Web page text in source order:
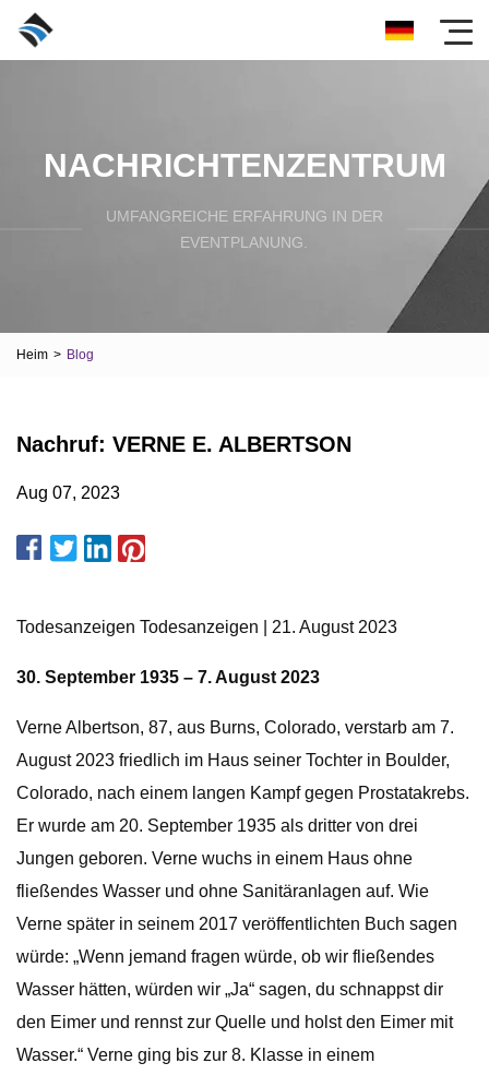
NACHRICHTENZENTRUM
UMFANGREICHE ERFAHRUNG IN DER
EVENTPLANUNG.
Heim > Blog
Nachruf: VERNE E. ALBERTSON
Aug 07, 2023
Todesanzeigen Todesanzeigen | 21. August 2023
30. September 1935 – 7. August 2023
Verne Albertson, 87, aus Burns, Colorado, verstarb am 7.
August 2023 friedlich im Haus seiner Tochter in Boulder,
Colorado, nach einem langen Kampf gegen Prostatakrebs.
Er wurde am 20. September 1935 als dritter von drei
Jungen geboren. Verne wuchs in einem Haus ohne
fließendes Wasser und ohne Sanitäranlagen auf. Wie
Verne später in seinem 2017 veröffentlichten Buch sagen
würde: „Wenn jemand fragen würde, ob wir fließendes
Wasser hätten, würden wir „Ja“ sagen, du schnappst dir
den Eimer und rennst zur Quelle und holst den Eimer mit
Wasser.“ Verne ging bis zur 8. Klasse in einem